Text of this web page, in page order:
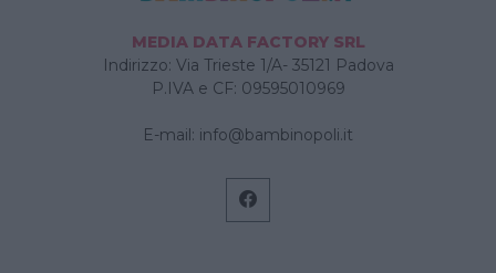
MEDIA DATA FACTORY SRL
Indirizzo: Via Trieste 1/A- 35121 Padova
P.IVA e CF: 09595010969
E-mail: info@bambinopoli.it